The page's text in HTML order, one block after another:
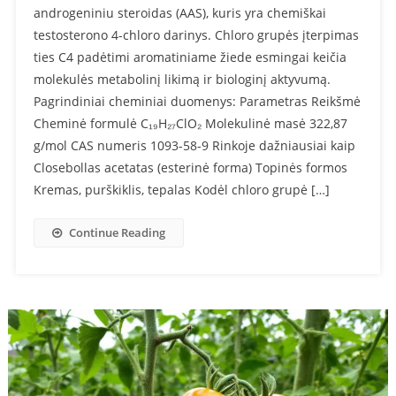
androgeniniu steroidas (AAS), kuris yra chemiškai
testosterono 4-chloro darinys. Chloro grupės įterpimas
ties C4 padėtimi aromatiniame žiede esmingai keičia
molekulės metabolinį likimą ir biologinį aktyvumą.
Pagrindiniai cheminiai duomenys: Parametras Reikšmė
Cheminė formulė C₁₉H₂₇ClO₂ Molekulinė masė 322,87
g/mol CAS numeris 1093-58-9 Rinkoje dažniausiai kaip
Closebollas acetatas (esterinė forma) Topinės formos
Kremas, purškiklis, tepalas Kodėl chloro grupė […]
Continue Reading